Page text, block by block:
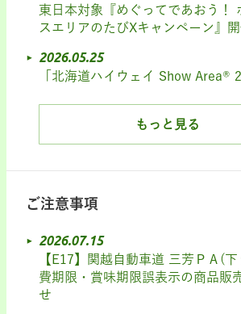
東日本対象『めぐってであおう！
スエリアのたびXキャンペーン』
2026.05.25
「北海道ハイウェイ Show Area®
もっと見る
ご注意事項
2026.07.15
【E17】関越自動車道 三芳ＰＡ(
費期限・賞味期限誤表示の商品販
せ